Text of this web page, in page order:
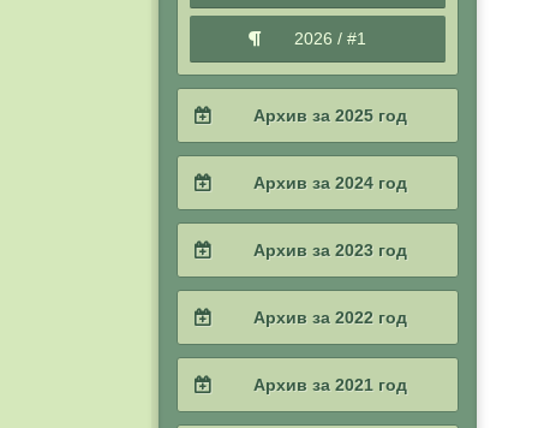
2026 / #1
Архив за 2025 год
2025 / #3
2025 / #2
Архив за 2024 год
2024 / #3
2024 / #2
Архив за 2023 год
2023 / #3
2023 / #2
Архив за 2022 год
Архив за 2021 год